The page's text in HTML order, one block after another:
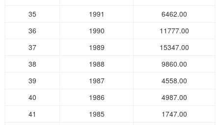
35
1991
6462.00
36
1990
11777.00
37
1989
15347.00
38
1988
9860.00
39
1987
4558.00
40
1986
4987.00
41
1985
1747.00